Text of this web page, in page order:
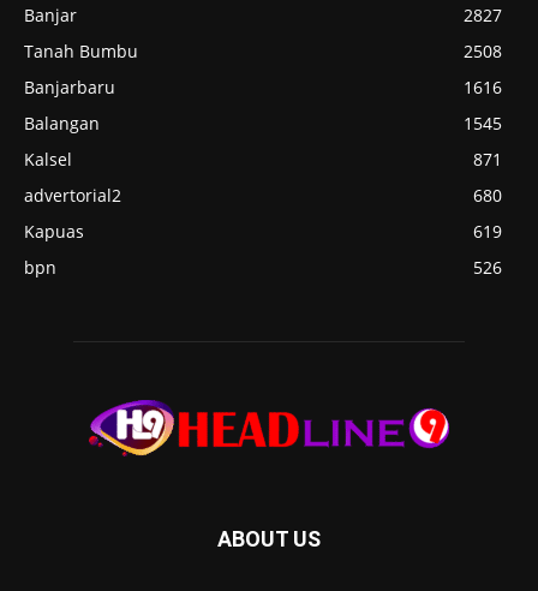
Banjar
2827
Tanah Bumbu
2508
Banjarbaru
1616
Balangan
1545
Kalsel
871
advertorial2
680
Kapuas
619
bpn
526
ABOUT US